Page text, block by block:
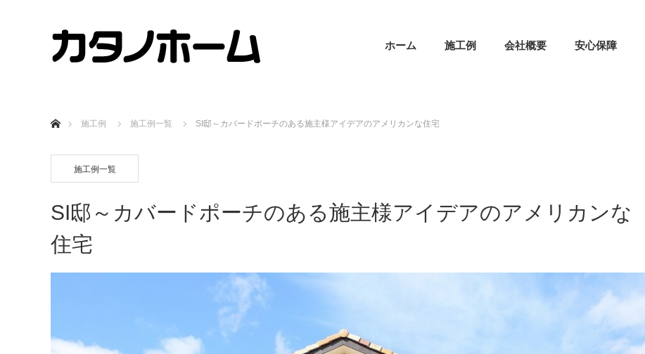
ホーム 施工例 会社概要 安心保障
施工例
施工例一覧 SI邸～カバードポーチのある施主様アイデアのアメリカンな住宅
施工例一覧
SI邸～カバードポーチのある施主様アイデアのアメリカンな
住宅